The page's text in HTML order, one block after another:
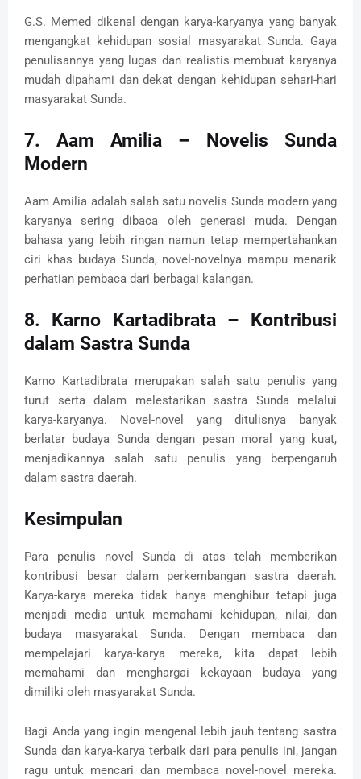
G.S. Memed dikenal dengan karya-karyanya yang banyak
mengangkat kehidupan sosial masyarakat Sunda. Gaya
penulisannya yang lugas dan realistis membuat karyanya
mudah dipahami dan dekat dengan kehidupan sehari-hari
masyarakat Sunda.
7. Aam Amilia – Novelis Sunda
Modern
Aam Amilia adalah salah satu novelis Sunda modern yang
karyanya sering dibaca oleh generasi muda. Dengan
bahasa yang lebih ringan namun tetap mempertahankan
ciri khas budaya Sunda, novel-novelnya mampu menarik
perhatian pembaca dari berbagai kalangan.
8.
Karno Kartadibrata – Kontribusi
dalam Sastra Sunda
Karno Kartadibrata merupakan salah satu penulis yang
turut serta dalam melestarikan sastra Sunda melalui
karya-karyanya. Novel-novel yang ditulisnya banyak
berlatar budaya Sunda dengan pesan moral yang kuat,
menjadikannya salah satu penulis yang berpengaruh
dalam sastra daerah.
Kesimpulan
Para penulis novel Sunda di atas telah memberikan
kontribusi besar dalam perkembangan sastra daerah.
Karya-karya mereka tidak hanya menghibur tetapi juga
menjadi media untuk memahami kehidupan, nilai, dan
budaya masyarakat Sunda. Dengan membaca dan
mempelajari karya-karya mereka, kita dapat lebih
memahami dan menghargai kekayaan budaya yang
dimiliki oleh masyarakat Sunda.
Bagi Anda yang ingin mengenal lebih jauh tentang sastra
Sunda dan karya-karya terbaik dari para penulis ini, jangan
ragu untuk mencari dan membaca novel-novel mereka.